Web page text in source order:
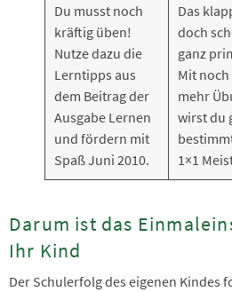
Du musst noch
kräftig üben!
Nutze dazu die
Lerntipps aus
dem Beitrag der
Ausgabe Lernen
und fördern mit
Spaß Juni 2010.
Das
doch
ganz
Mit noch
mehr
wirst du
1×1
Darum ist das
Ihr Kind
Der Schulerfolg des eigenen Kindes